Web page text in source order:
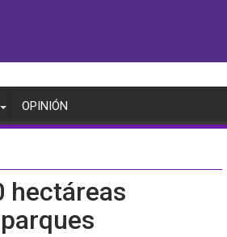
OPINIÓN
hectáreas